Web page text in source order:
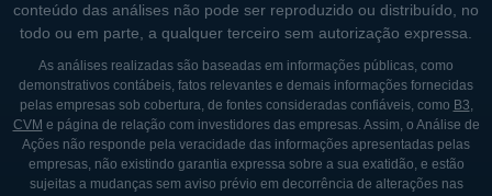
A empresa está ciente das necessidades de
fornecer acesso a tratamentos inovadores,
especialmente em regiões onde os serviços
de saúde podem ser limitados. Isso se alinha
com a missão global da Auris Medical de
melhorar a saúde auditiva ao redor do
conteúdo das análises não pode ser reproduzido ou distribuído, no
todo ou em parte, a qualquer terceiro sem autorização expressa.
As análises realizadas são baseadas em informações públicas, como
demonstrativos contábeis, fatos relevantes e demais informações fornecidas
pelas empresas sob cobertura, de fontes consideradas confiáveis, como B3,
CVM e página de relação com investidores das empresas. Assim, o Análise de
Ações não responde pela veracidade das informações apresentadas pelas
empresas, não existindo garantia expressa sobre a sua exatidão, e estão
sujeitas a mudanças sem aviso prévio em decorrência de alterações nas